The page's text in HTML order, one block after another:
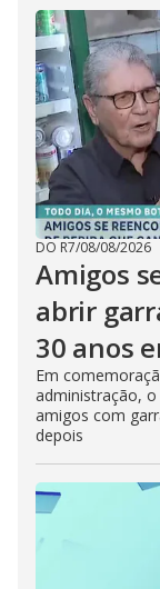
DO R7/08/08/2026
Amigos
abrir
30 anos
Em
administração,
amigos com
depois